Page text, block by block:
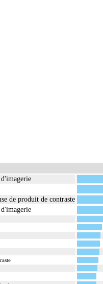
de produit de contraste